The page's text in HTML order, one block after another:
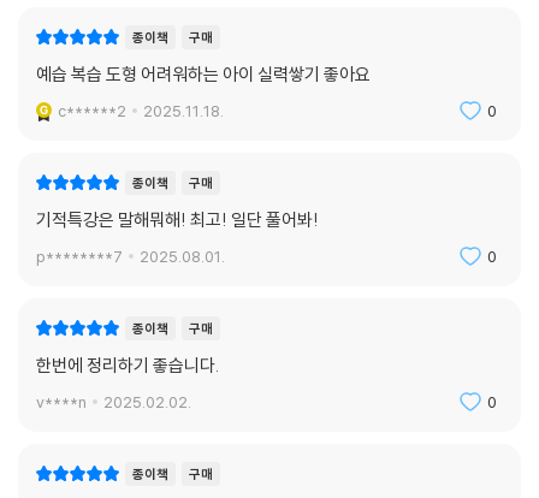
종이책 구매
예습 복습 도형 어려워하는 아이 실력쌓기 좋아요
c******2 2025.11.18. 0
종이책 구매
기적특강은 말해뭐해! 최고! 일단 풀어봐!
p********7 2025.08.01. 0
종이책 구매
한번에 정리하기 좋습니다.
v****n 2025.02.02. 0
종이책 구매